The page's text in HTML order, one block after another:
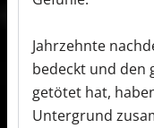
Jahrzehnte
bedeckt und den
getötet hat,
Untergrund